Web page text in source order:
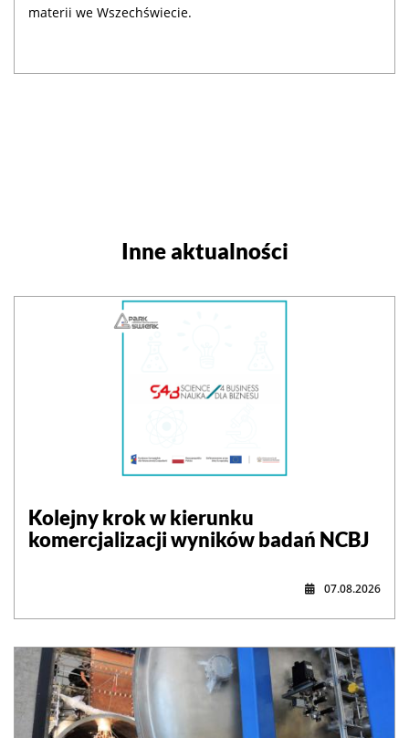
materii we Wszechświecie.
Inne aktualności
Kolejny krok w kierunku
komercjalizacji wyników badań NCBJ
07.08.2026